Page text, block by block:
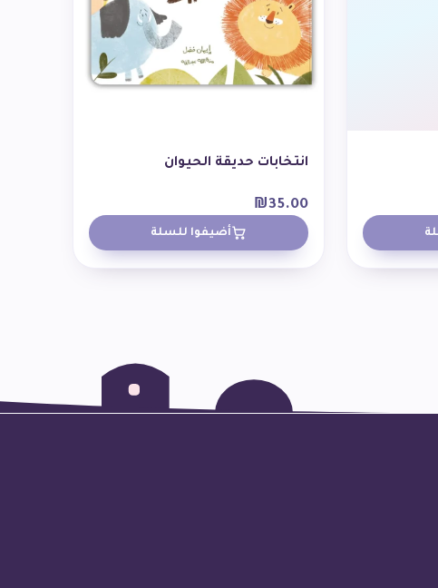
انتخابات حديقة الحيوان
₪35.00
أضيفوا للسلة